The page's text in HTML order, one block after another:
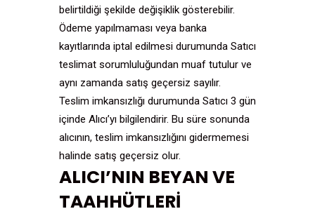
belirtildiği şekilde değişiklik gösterebilir.
Ödeme yapılmaması veya banka
kayıtlarında iptal edilmesi durumunda Satıcı
teslimat sorumluluğundan muaf tutulur ve
aynı zamanda satış geçersiz sayılır.
Teslim imkansızlığı durumunda Satıcı 3 gün
içinde Alıcı’yı bilgilendirir. Bu süre sonunda
alıcının, teslim imkansızlığını gidermemesi
halinde satış geçersiz olur.
ALICI’NIN BEYAN VE
TAAHHÜTLERİ